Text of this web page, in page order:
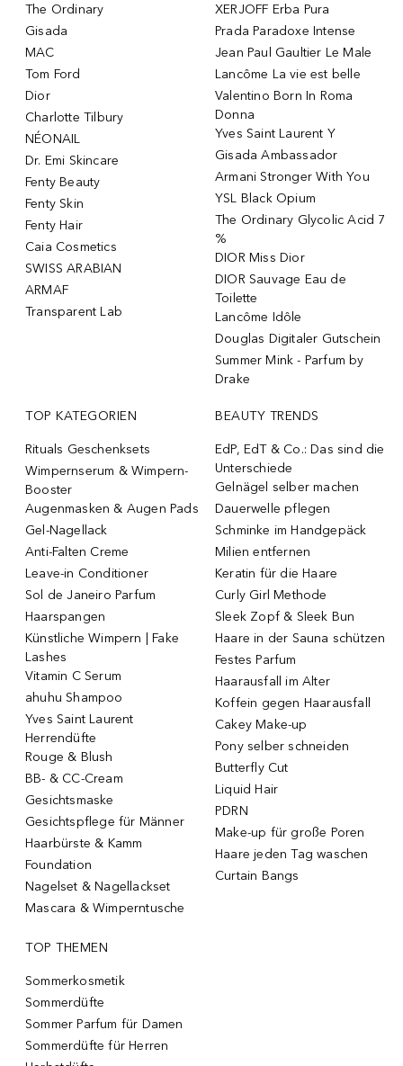
The Ordinary
Gisada
MAC
Tom Ford
Dior
Charlotte Tilbury
NÉONAIL
Dr. Emi Skincare
Fenty Beauty
Fenty Skin
Fenty Hair
Caia Cosmetics
SWISS ARABIAN
ARMAF
Transparent Lab
XERJOFF Erba Pura
Prada Paradoxe Intense
Jean Paul Gaultier Le Male
Lancôme La vie est belle
Valentino Born In Roma
Donna
Yves Saint Laurent Y
Gisada Ambassador
Armani Stronger With You
YSL Black Opium
The Ordinary Glycolic Acid 7
%
DIOR Miss Dior
DIOR Sauvage Eau de
Toilette
Lancôme Idôle
Douglas Digitaler Gutschein
Summer Mink - Parfum by
Drake
TOP KATEGORIEN
Rituals Geschenksets
Wimpernserum & Wimpern-
Booster
Augenmasken & Augen Pads
Gel-Nagellack
Anti-Falten Creme
Leave-in Conditioner
Sol de Janeiro Parfum
Haarspangen
Künstliche Wimpern | Fake
Lashes
Vitamin C Serum
ahuhu Shampoo
Yves Saint Laurent
Herrendüfte
Rouge & Blush
BB- & CC-Cream
Gesichtsmaske
Gesichtspflege für Männer
Haarbürste & Kamm
Foundation
Nagelset & Nagellackset
Mascara & Wimperntusche
BEAUTY TRENDS
EdP, EdT & Co.: Das sind die
Unterschiede
Gelnägel selber machen
Dauerwelle pflegen
Schminke im Handgepäck
Milien entfernen
Keratin für die Haare
Curly Girl Methode
Sleek Zopf & Sleek Bun
Haare in der Sauna schützen
Festes Parfum
Haarausfall im Alter
Koffein gegen Haarausfall
Cakey Make-up
Pony selber schneiden
Butterfly Cut
Liquid Hair
PDRN
Make-up für große Poren
Haare jeden Tag waschen
Curtain Bangs
TOP THEMEN
Sommerkosmetik
Sommerdüfte
Sommer Parfum für Damen
Sommerdüfte für Herren